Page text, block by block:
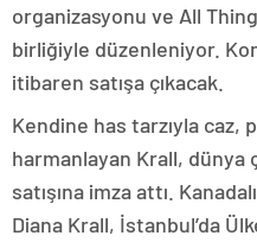
organizasyonu ve All
birliğiyle düzenleniyor.
itibaren satışa çıkacak.
Kendine has tarzıyla caz,
harmanlayan Krall, dünya
satışına imza attı.
Diana Krall, İstanbul’da